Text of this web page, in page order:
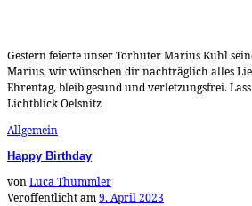
Gestern feierte unser Torhüter Marius Kuhl
Marius, wir wünschen dir nachträglich alles
Ehrentag, bleib gesund und verletzungsfrei.
Lichtblick Oelsnitz
Allgemein
Happy Birthday
vonLuca Thümmler
Veröffentlicht am9. April 2023